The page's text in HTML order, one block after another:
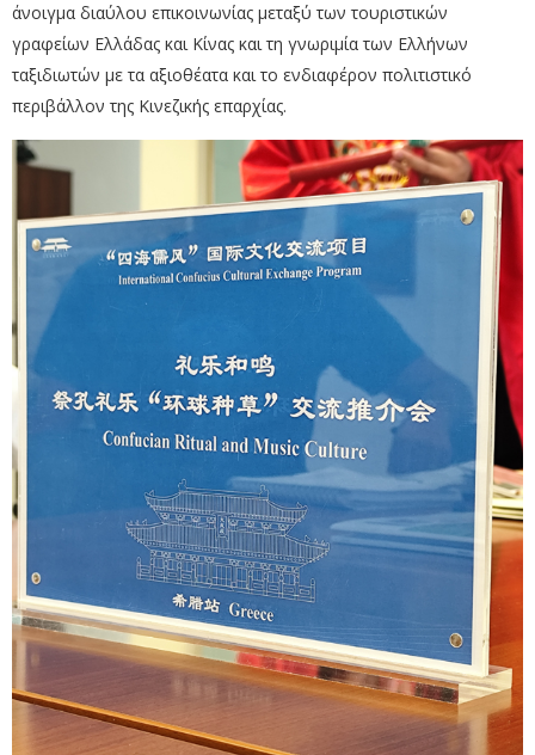
άνοιγμα διαύλου επικοινωνίας μεταξύ των τουριστικών
γραφείων Ελλάδας και Κίνας και τη γνωριμία των Ελλήνων
ταξιδιωτών με τα αξιοθέατα και το ενδιαφέρον πολιτιστικό
περιβάλλον της Κινεζικής επαρχίας.